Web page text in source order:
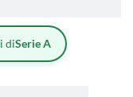
diSerie A